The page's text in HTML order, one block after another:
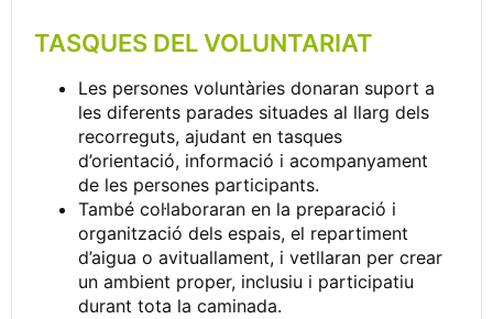
TASQUES DEL VOLUNTARIAT
Les persones voluntàries donaran suport a
les diferents parades situades al llarg dels
recorreguts, ajudant en tasques
d’orientació, informació i acompanyament
de les persones participants.
També col·laboraran en la preparació i
organització dels espais, el repartiment
d’aigua o avituallament, i vetllaran per crear
un ambient proper, inclusiu i participatiu
durant tota la caminada.